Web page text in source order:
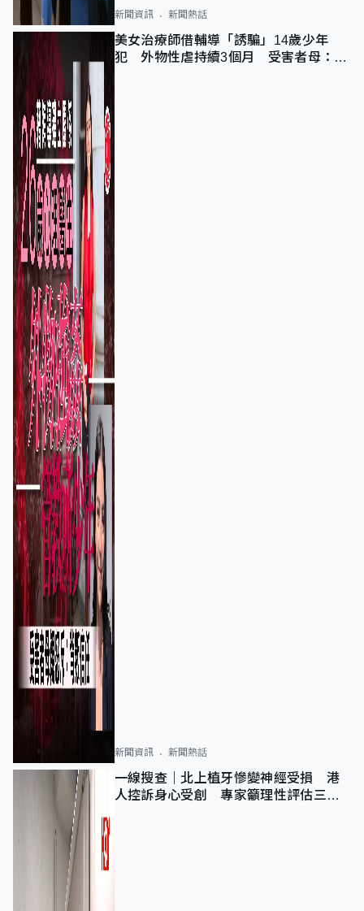
新聞資訊 新聞熱話
美女治療師借輔導「誘騙」14歲少年
犯 外物性虐持續3個月 受害者母：要
新聞資訊 新聞熱話
一線搜查｜北上植牙慘變神經受損 港
人控訴身心受創 專家籲理性評估三大